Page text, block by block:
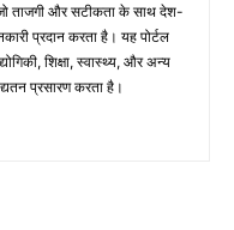
ताजगी और सटीकता के साथ देश-
प्रदान करता है। यह पोर्टल
शिक्षा, स्वास्थ्य, और अन्य
प्रसारण करता है।